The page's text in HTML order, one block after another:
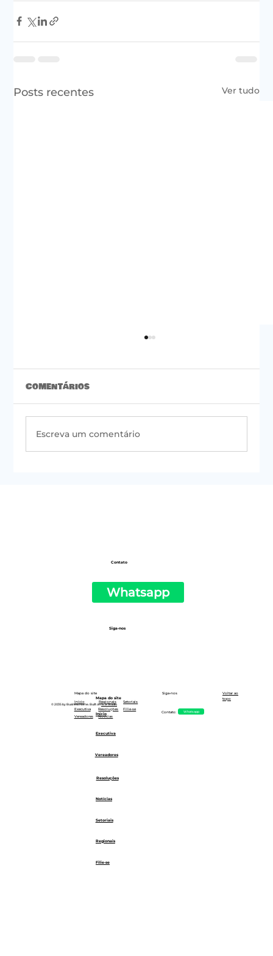
Posts recentes Ver tudo
Comentários
Escreva um comentário
© 2035 by Business Name. Built onWix Studio
Mapa do site
Início Regionais
Setoriais
Executiva
Resoluções
Filie-se
Vereadores
Notícias
Siga-nos
Contato: Whatsapp
Voltar ao
topo
Executiva
Início
Mapa do site
Vereadores
Regionais
Notícias
Filie-se
Resoluções
Setoriais
Contato
Whatsapp
Siga-nos